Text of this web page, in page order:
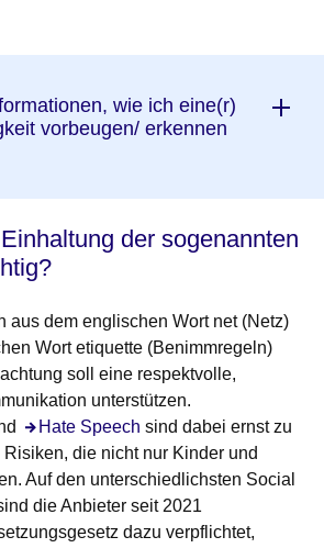
wie ich eine(r)
vorbeugen/ erkennen
der sogenannten
aus dem englischen Wort net (Netz)
Wort etiquette (Benimmregeln)
soll eine respektvolle,
unterstützen.
Hate Speech sind dabei ernst zu
die nicht nur Kinder und
Auf den unterschiedlichsten Social
die Anbieter seit 2021
dazu verpflichtet,